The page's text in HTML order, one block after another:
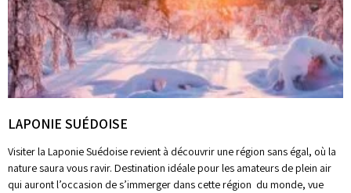
LAPONIE SUÉDOISE
Visiter la Laponie Suédoise revient à découvrir une région sans égal, où la
nature saura vous ravir. Destination idéale pour les amateurs de plein air
qui auront l’occasion de s’immerger dans cette région du monde, vue